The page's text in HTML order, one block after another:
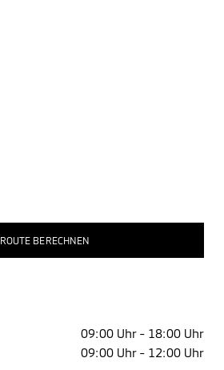
ROUTE BERECHNEN
09:00 Uhr - 18:00 Uhr
09:00 Uhr - 12:00 Uhr